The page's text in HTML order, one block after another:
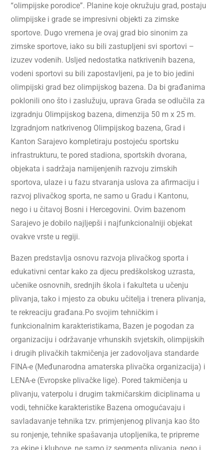
“olimpijske porodice”. Planine koje okružuju grad, postaju
olimpijske i grade se impresivni objekti za zimske
sportove. Dugo vremena je ovaj grad bio sinonim za
zimske sportove, iako su bili zastupljeni svi sportovi –
izuzev vodenih. Usljed nedostatka natkrivenih bazena,
vodeni sportovi su bili zapostavljeni, pa je to bio jedini
olimpijski grad bez olimpijskog bazena. Da bi građanima
poklonili ono što i zaslužuju, uprava Grada se odlučila za
izgradnju Olimpijskog bazena, dimenzija 50 m x 25 m.
Izgradnjom natkrivenog Olimpijskog bazena, Grad i
Kanton Sarajevo kompletiraju postojeću sportsku
infrastrukturu, te pored stadiona, sportskih dvorana,
objekata i sadržaja namijenjenih razvoju zimskih
sportova, ulaze i u fazu stvaranja uslova za afirmaciju i
razvoj plivačkog sporta, ne samo u Gradu i Kantonu,
nego i u čitavoj Bosni i Hercegovini. Ovim bazenom
Sarajevo je dobilo najljepši i najfunkcionalniji objekat
ovakve vrste u regiji.
Bazen predstavlja osnovu razvoja plivačkog sporta i
edukativni centar kako za djecu predškolskog uzrasta,
učenike osnovnih, srednjih škola i fakulteta u učenju
plivanja, tako i mjesto za obuku učitelja i trenera plivanja,
te rekreaciju građana.Po svojim tehničkim i
funkcionalnim karakteristikama, Bazen je pogodan za
organizaciju i održavanje vrhunskih svjetskih, olimpijskih
i drugih plivačkih takmičenja jer zadovoljava standarde
FINA-e (Međunarodna amaterska plivačka organizacija) i
LENA-e (Evropske plivačke lige). Pored takmičenja u
plivanju, vaterpolu i drugim takmičarskim diciplinama u
vodi, tehničke karakteristike Bazena omogućavaju i
savladavanje tehnika tzv. primjenjenog plivanja kao što
su ronjenje, tehnike spašavanja utopljenika, te pripreme